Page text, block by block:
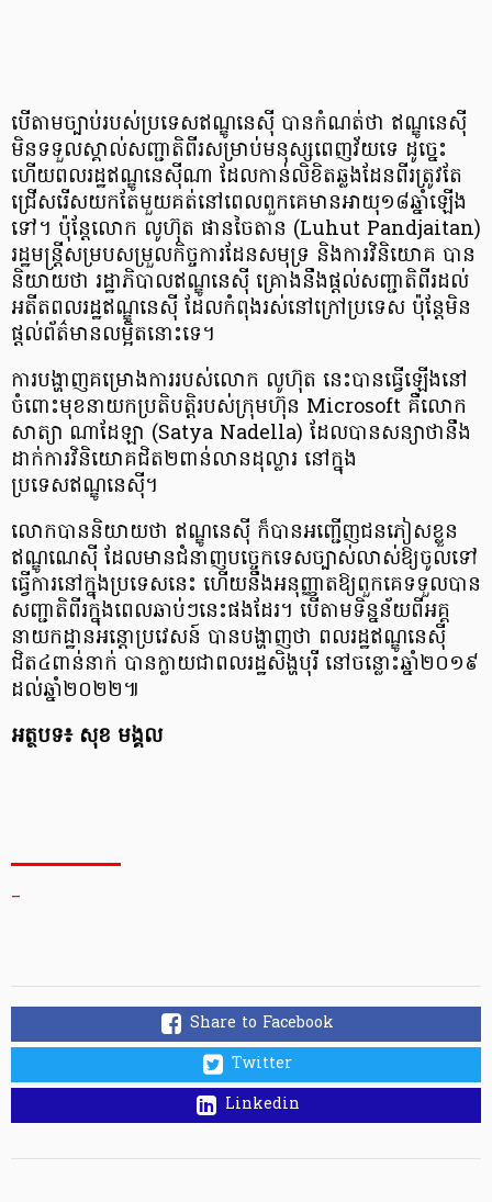
បើតាមច្បាប់របស់ប្រទេសឥណ្ឌូនេស៊ី បានកំណត់ថា ឥណ្ឌូនេស៊ី
មិនទទួលស្គាល់សញ្ជាតិពីរសម្រាប់មនុស្សពេញវ័យទេ ដូច្នេះ
ហើយពលរដ្ឋឥណ្ឌូនេស៊ីណា ដែលកាន់លិខិតឆ្លងដែនពីរត្រូវតែ
ជ្រើសរើសយកតែមួយគត់នៅពេលពួកគេមានអាយុ១៨ឆ្នាំឡើង
ទៅ។ ប៉ុន្តែលោក លូហ៊ុត ផានចៃតាន (Luhut Pandjaitan)
រដ្ឋមន្ត្រីសម្របសម្រួលកិច្ចការដែនសមុទ្រ និងការវិនិយោគ បាន
និយាយថា រដ្ឋាភិបាលឥណ្ឌូនេស៊ី គ្រោងនឹងផ្តល់សញ្ជាតិពីរដល់
អតីតពលរដ្ឋឥណ្ឌូនេស៊ី ដែលកំពុងរស់នៅក្រៅប្រទេស ប៉ុន្តែមិន
ផ្តល់ព័ត៌មានលម្អិតនោះទេ។
ការបង្ហាញគម្រោងការរបស់លោក លូហ៊ុត នេះបានធ្វើឡើងនៅ
ចំពោះមុខនាយកប្រតិបត្តិរបស់ក្រុមហ៊ុន Microsoft គឺលោក
សាត្យា ណាដែឡា (Satya Nadella) ដែលបានសន្យាថានឹង
ដាក់ការវិនិយោគជិត២ពាន់លានដុល្លារ នៅក្នុង
ប្រទេសឥណ្ឌូនេស៊ី។
លោកបាននិយាយថា ឥណ្ឌូនេស៊ី ក៏បានអញ្ជើញជនភៀសខ្លួន
ឥណ្ឌូណេស៊ី ដែលមានជំនាញបច្ចេកទេសច្បាស់លាស់ឱ្យចូលទៅ
ធ្វើការនៅក្នុងប្រទេសនេះ ហើយនឹងអនុញ្ញាតឱ្យពួកគេទទួលបាន
សញ្ជាតិពីរក្នុងពេលឆាប់ៗនេះផងដែរ។ បើតាមទិន្នន័យពីអគ្គ
នាយកដ្ឋានអន្តោប្រវេសន៍ បានបង្ហាញថា ពលរដ្ឋឥណ្ឌូនេស៊ី
ជិត៤ពាន់នាក់ បានក្លាយជាពលរដ្ឋសិង្ហបុរី នៅចន្លោះឆ្នាំ២០១៩
ដល់ឆ្នាំ២០២២៕
អត្ថបទ៖ សុខ មង្គល
_
Share to Facebook
Twitter
Linkedin